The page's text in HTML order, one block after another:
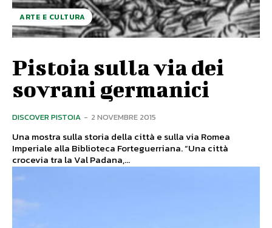
ARTE E CULTURA
Pistoia sulla via dei
sovrani germanici
DISCOVER PISTOIA - 2 NOVEMBRE 2015
Una mostra sulla storia della città e sulla via Romea
Imperiale alla Biblioteca Forteguerriana. “Una città
crocevia tra la Val Padana,...